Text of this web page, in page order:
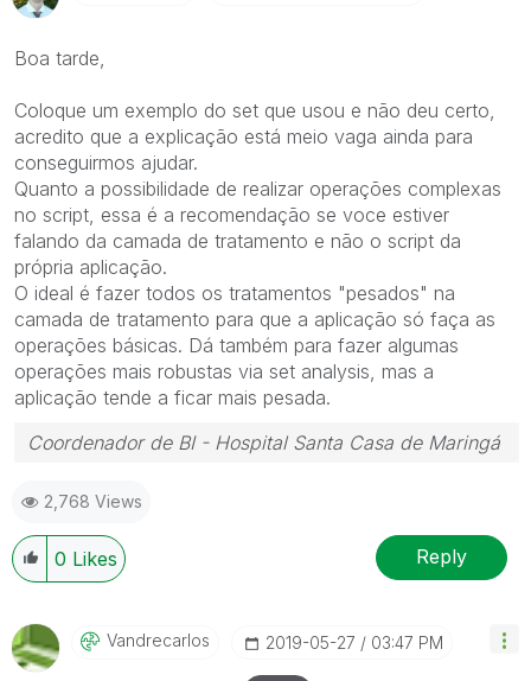
Boa tarde,
Coloque um exemplo do set que usou e não deu certo,
acredito que a explicação está meio vaga ainda para
conseguirmos ajudar.
Quanto a possibilidade de realizar operações complexas
no script, essa é a recomendação se voce estiver
falando da camada de tratamento e não o script da
própria aplicação.
O ideal é fazer todos os tratamentos "pesados" na
camada de tratamento para que a aplicação só faça as
operações básicas. Dá também para fazer algumas
operações mais robustas via set analysis, mas a
aplicação tende a ficar mais pesada.
Coordenador de BI - Hospital Santa Casa de Maringá
2,768 Views
0 Likes Reply
Vandrecarlos ‎2019-05-27 03:47 PM